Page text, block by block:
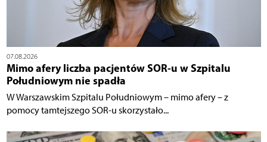
07.08.2026
Mimo afery liczba pacjentów SOR-u w Szpitalu
Południowym nie spadła
W Warszawskim Szpitalu Południowym – mimo afery – z
pomocy tamtejszego SOR-u skorzystało...